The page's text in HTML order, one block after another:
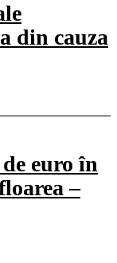
din cauza
euro în
–